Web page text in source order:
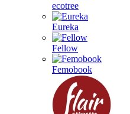
ecotree
Eureka
Fellow
Femobook